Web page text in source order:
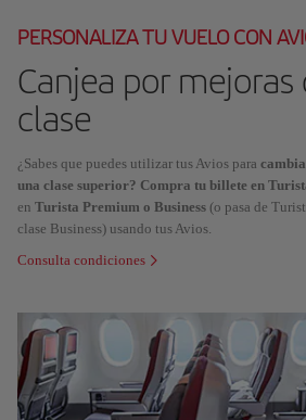
PERSONALIZA TU VUELO CON
Canjea por mejoras
clase
¿Sabes que puedes utilizar tus Avios para
una clase superior? Compra tu billete en
en Turista Premium o Business (o pasa de
clase Business) usando tus Avios.
Consulta condiciones